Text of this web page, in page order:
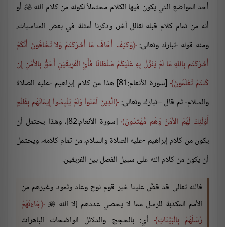
أحد المواضع التي يكون فيها الكلام محتملاً لكونه من كلام الله أو
أنه من تمام كلام قبله لقائل آخر، وذكرنا أمثلة في بعض المناسبات،
ومنه قوله -تبارك وتعالى: وَكَيْفَ أَخَافُ مَا أَشْرَكْتُمْ وَلاَ تَخَافُونَ أَنَّكُمْ
أَشْرَكْتُم بِاللّهِ مَا لَمْ يُنَزِّلْ بِهِ عَلَيْكُمْ سُلْطَانًا فَأَيُّ الْفَرِيقَيْنِ أَحَقُّ بِالأَمْنِ إِن
كُنتُمْ تَعْلَمُونَ
[سورة الأنعام:81] هذا من كلام إبراهيم -عليه الصلاة
والسلام- ثم قال –تبارك وتعالى: الَّذِينَ آمَنُواْ وَلَمْ يَلْبِسُواْ إِيمَانَهُم بِظُلْمٍ
أُوْلَئِكَ لَهُمُ الأَمْنُ وَهُم مُّهْتَدُونَ
[سورة الأنعام:82]، وهذا يحتمل أن
يكون من كلام إبراهيم -عليه الصلاة والسلام، من تمام كلامه، ويحتمل
أن يكون من كلام الله على سبيل الفصل بين الفريقين.
فالله تعالى قد قصَّ علينا خبر قوم نوح وعاد وثمود وغيرهم من
الأمم المكذبة للرسل مما لا يحصي عددهم إلا الله 
جَاءَتْهُمْ
رُسُلُهُمْ بِالْبَيِّنَاتِ
أي: بالحجج والدلائل الواضحات الباهرات